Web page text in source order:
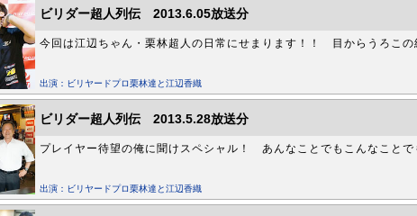
ビリダー超人列伝 2013.6.05放送分
今回は江辺ちゃん・栗林超人の日常にせまります！！ 目からうろこの
出演：ビリヤードプロ栗林達と江辺香織
ビリダー超人列伝 2013.5.28放送分
プレイヤー待望の俺に聞けスペシャル！ あんなことでもこんなことで
出演：ビリヤードプロ栗林達と江辺香織